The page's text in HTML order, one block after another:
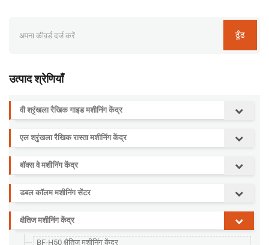
ढूँढ
उत्पाद श्रेणियाँ
वी श्रृंखला रैखिक गाइड मशीनिंग केंद्र
एल श्रृंखला रैखिक रास्ता मशीनिंग केंद्र
बॉक्स वे मशीनिंग केंद्र
डबल कॉलम मशीनिंग सेंटर
क्षैतिज मशीनिंग केंद्र
BF-H50 क्षैतिज मशीनिंग केंद्र